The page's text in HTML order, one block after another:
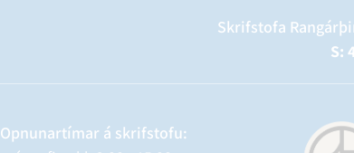
Skrifstofa
S:
Opnunartímar á skrifstofu: